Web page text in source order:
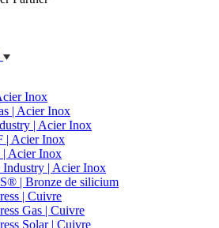
Inox
| Acier Inox
| Acier Inox
| Acier Inox
Acier Inox
| Acier Inox
| Bronze de silicium
| Cuivre
Gas | Cuivre
Solar | Cuivre